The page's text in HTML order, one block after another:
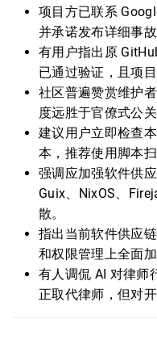
项目方已联系
并承诺发布详细事
有用户指出原
已通过验证，且项
社区普遍赞赏维护
度远胜于官僚式公关
建议用户立即检查
本，推荐使用脚本
强调应加强软件供
Guix、NixOS、
散。
指出当前软件供应
和权限管理上全面加
有人调侃 AI 对律师
正取代律师，但对